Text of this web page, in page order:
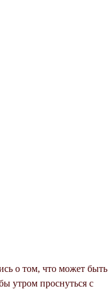
о том, что может быть
утром проснуться с